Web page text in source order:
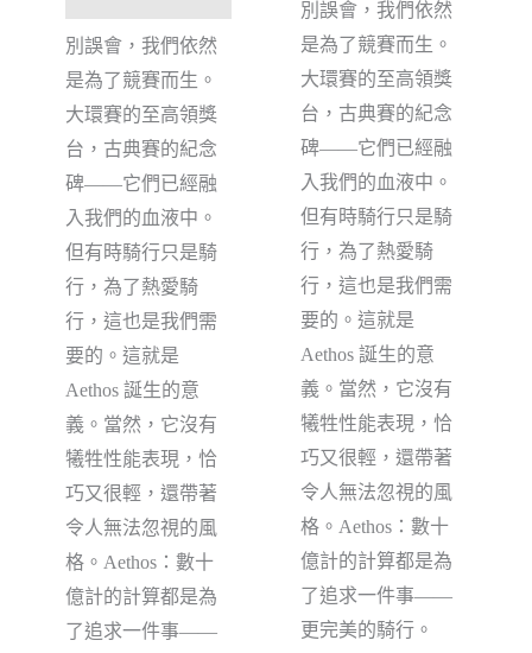
別誤會，我們依然
是為了競賽而生。
大環賽的至高領獎
台，古典賽的紀念
碑——它們已經融
入我們的血液中。
但有時騎行只是騎
行，為了熱愛騎
行，這也是我們需
要的。這就是
Aethos 誕生的意
義。當然，它沒有
犧牲性能表現，恰
巧又很輕，還帶著
令人無法忽視的風
格。Aethos：數十
億計的計算都是為
了追求一件事——
別誤會，我們依然
是為了競賽而生。
大環賽的至高領獎
台，古典賽的紀念
碑——它們已經融
入我們的血液中。
但有時騎行只是騎
行，為了熱愛騎
行，這也是我們需
要的。這就是
Aethos 誕生的意
義。當然，它沒有
犧牲性能表現，恰
巧又很輕，還帶著
令人無法忽視的風
格。Aethos：數十
億計的計算都是為
了追求一件事——
更完美的騎行。